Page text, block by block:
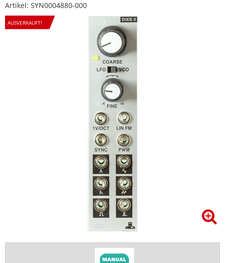
Artikel: SYN0004880-000
AUSVERKAUFT!